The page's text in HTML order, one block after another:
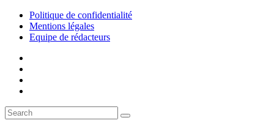
Politique de confidentialité
Mentions légales
Equipe de rédacteurs